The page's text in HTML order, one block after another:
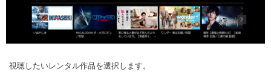
視聴したいレンタル作品を選択します。